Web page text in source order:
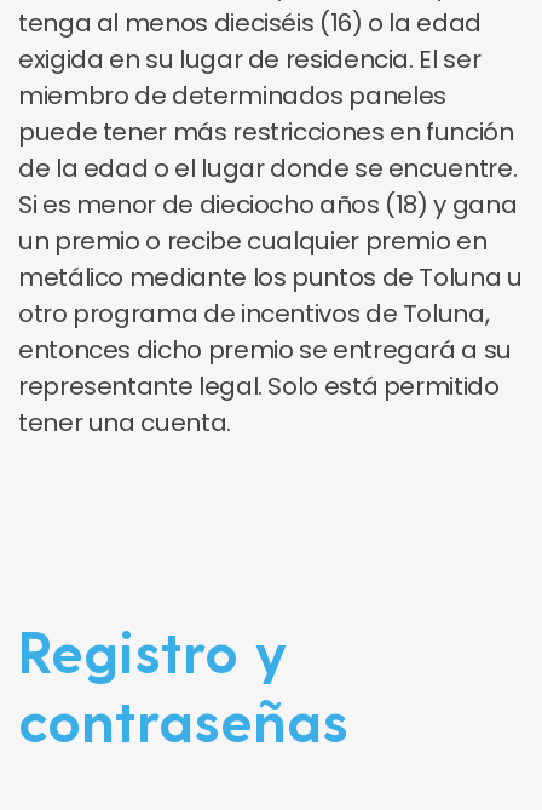
tenga al menos dieciséis (16) o la edad
exigida en su lugar de residencia. El ser
miembro de determinados paneles
puede tener más restricciones en función
de la edad o el lugar donde se encuentre.
Si es menor de dieciocho años (18) y gana
un premio o recibe cualquier premio en
metálico mediante los puntos de Toluna u
otro programa de incentivos de Toluna,
entonces dicho premio se entregará a su
representante legal. Solo está permitido
tener una cuenta.
Registro y
contraseñas